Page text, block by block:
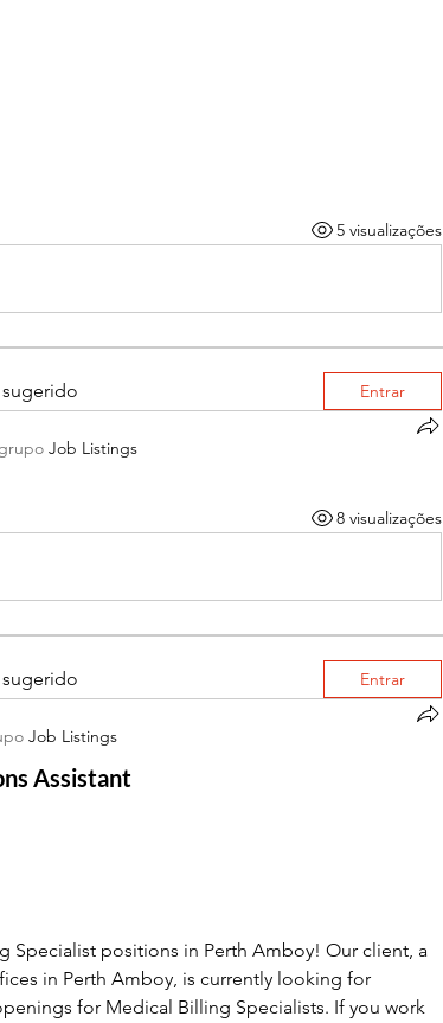
5 visualizações
Entrar
Job Listings
8 visualizações
Entrar
Job Listings
Assistant
Specialist positions in Perth Amboy! Our client, a
in Perth Amboy, is currently looking for
for Medical Billing Specialists. If you work